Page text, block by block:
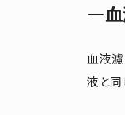
―血
血液
液と